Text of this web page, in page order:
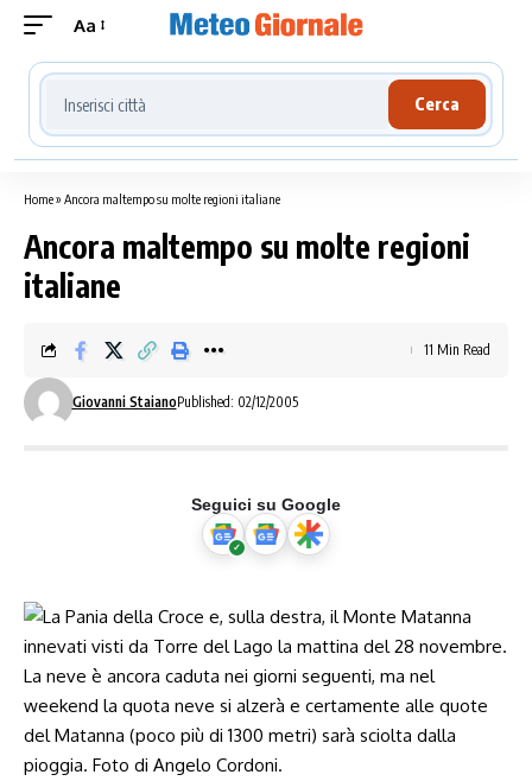
Aa
Cerca località meteo
Cerca
Home» Ancora maltempo su molte regioni italiane
Ancora maltempo su molte regioni
italiane
Giovanni StaianoPublished: 02/12/2005
11 Min Read
Seguici su Google